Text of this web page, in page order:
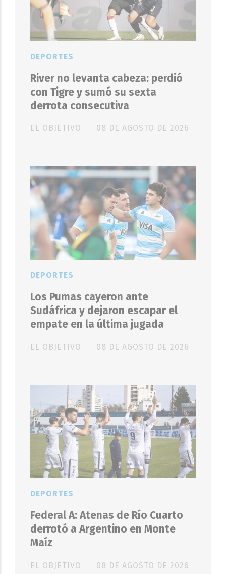
River no levanta cabeza: perdió
con Tigre y sumó su sexta
derrota consecutiva
EL OBJETIVO
DEPORTES
08 DE AGOSTO DE 2026
Los Pumas cayeron ante
Sudáfrica y dejaron escapar el
empate en la última jugada
EL OBJETIVO
DEPORTES
08 DE AGOSTO DE 2026
Federal A: Atenas de Río Cuarto
derrotó a Argentino en Monte
Maíz
EL OBJETIVO
DEPORTES
08 DE AGOSTO DE 2026